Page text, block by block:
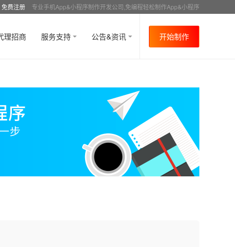
免费注册 专业手机App&小程序制作开发公司,免编程轻松制作App&小程序
理招商 服务支持 公告&资讯 开始制作